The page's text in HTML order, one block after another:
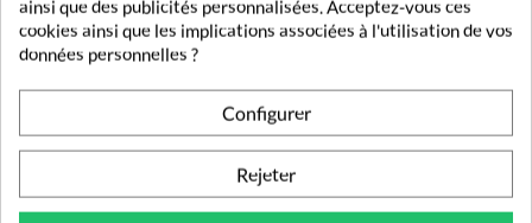
Lovrén Rouge À Lèvre Hydratant R1 Creamy Nude
6,99 €
ainsi que des publicités personnalisées. Acceptez-vous ces
cookies ainsi que les implications associées à l'utilisation de vos
données personnelles ?
Configurer
Rejeter